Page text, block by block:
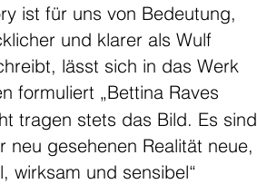
ist für uns von Bedeutung,
und klarer als Wulf
lässt sich in das Werk
formuliert „Bettina Raves
tragen stets das Bild. Es sind
gesehenen Realität neue,
wirksam und sensibel“